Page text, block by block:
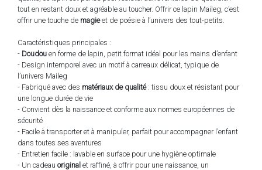
tout en restant doux et agréable au toucher. Offrir ce lapin Maileg, c’est
offrir une touche de magieet de poésie à l’univers des tout-petits.
Caractéristiques principales :
- Doudou en forme de lapin, petit format idéal pour les mains d’enfant
- Design intemporel avec un motif à carreaux délicat, typique de
l’univers Maileg
- Fabriqué avec des matériaux de qualité: tissu doux et résistant pour
une longue durée de vie
- Convient dès la naissance et conforme aux normes européennes de
sécurité
- Facile à transporter et à manipuler, parfait pour accompagner l’enfant
dans toutes ses aventures
- Entretien facile : lavable en surface pour une hygiène optimale
- Un cadeau original et raffiné, à offrir pour une naissance, un